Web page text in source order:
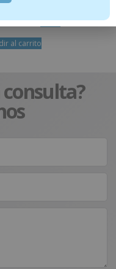
€13.95€
al carrito